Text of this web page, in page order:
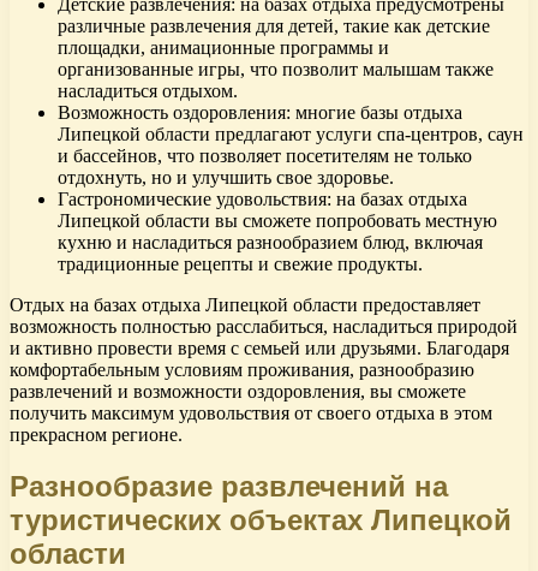
различные развлечения для детей, такие как детские
площадки, анимационные программы и
организованные игры, что позволит малышам также
насладиться отдыхом.
Возможность оздоровления: многие базы отдыха
Липецкой области предлагают услуги спа-центров, саун
и бассейнов, что позволяет посетителям не только
отдохнуть, но и улучшить свое здоровье.
Гастрономические удовольствия: на базах отдыха
Липецкой области вы сможете попробовать местную
кухню и насладиться разнообразием блюд, включая
традиционные рецепты и свежие продукты.
Отдых на базах отдыха Липецкой области предоставляет
возможность полностью расслабиться, насладиться природой
и активно провести время с семьей или друзьями. Благодаря
комфортабельным условиям проживания, разнообразию
развлечений и возможности оздоровления, вы сможете
получить максимум удовольствия от своего отдыха в этом
прекрасном регионе.
Разнообразие развлечений на
туристических объектах Липецкой
области